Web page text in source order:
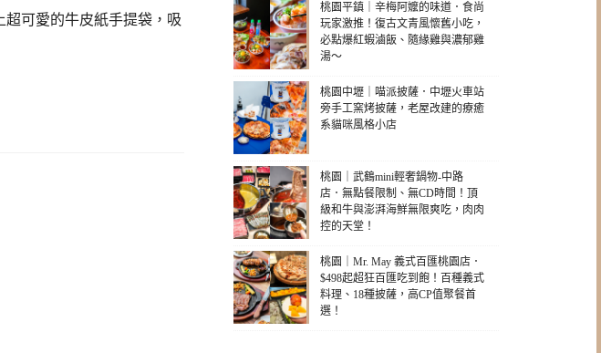
可愛的牛皮紙手提袋，吸
桃園平鎮｜辛梅阿嬤的味道．食尚
玩家激推！復古文青風懷舊小吃，
必點爆紅蝦滷飯、隨緣雞與濃郁雞
湯～
桃園中壢｜喵派披薩．中壢火車站
旁手工窯烤披薩，老屋改建的療癒
系貓咪風格小店
桃園｜武鶴mini輕奢鍋物-中路
店．無點餐限制、無CD時間！頂
級和牛與澎湃海鮮無限爽吃，肉肉
控的天堂！
桃園｜Mr. May 義式百匯桃園店．
$498起超狂百匯吃到飽！百種義式
料理、18種披薩，高CP值聚餐首
選！